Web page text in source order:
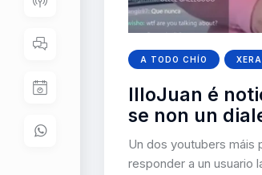
A TODO CHÍO
IlloJuan é
se non un
Un dos youtubers máis
responder a un usuario